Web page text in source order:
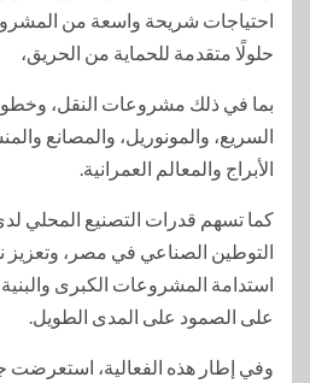
احتياجات شريحة واسعة من
حلولًا متقدمة للحماية من الحريق،
بما في ذلك مشروعات النقل،
السريع، والمونوريل، والمصانع
الأبراج والمعالم العمرانية.
كما تسهم قدرات التصنيع المحلي
التوطين الصناعي في مصر، وتعزيز
استدامة المشروعات الكبرى والبنية
على الصمود على المدى الطويل.
وفي إطار هذه الفعالية، استعرضت